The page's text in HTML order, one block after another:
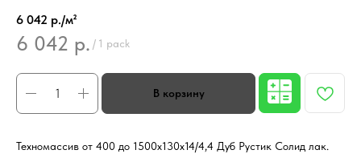
6 042 р./м²
6 042 р. / 1 pack
Техномассив от 400 до 1500х130х14/4,4 Дуб Рустик Солид лак.